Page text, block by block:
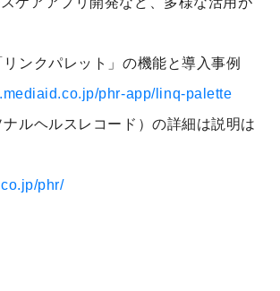
ンクパレット」の機能と導入事例
phr-app/linq-palette
ルヘルスレコード）の詳細は説明は
phr/